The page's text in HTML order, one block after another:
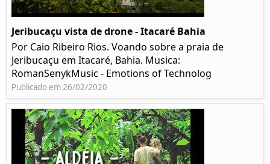
Jeribucaçu vista de drone - Itacaré Bahia
Por Caio Ribeiro Rios. Voando sobre a praia de
Jeribucaçu em Itacaré, Bahia. Musica:
RomanSenykMusic - Emotions of Technolog
Publicado em 26/02/2020